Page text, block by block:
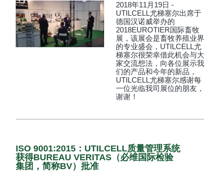
2018年11月19日 -
UTILCELL尤梯塞尔出席于
德国汉诺威举办的
2018EUROTIER国际畜牧
展，该展会是畜牧养殖业界
的专业盛会，UTILCELL尤
梯塞尔很荣幸借此机会与大
家交流想法，向各位展示我
们的产品和今年的新品，
UTILCELL尤梯塞尔感谢每
一位光临我司展位的朋友，
谢谢！
ISO 9001:2015：UTILCELL质量管理系统
获得BUREAU VERITAS（必维国际检验
集团，简称BV）批准